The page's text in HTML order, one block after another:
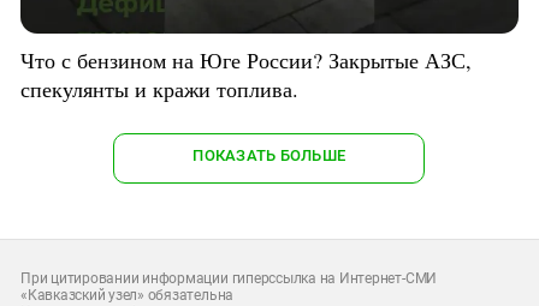
Что с бензином на Юге России? Закрытые АЗС,
спекулянты и кражи топлива.
ПОКАЗАТЬ БОЛЬШЕ
При цитировании информации гиперссылка на Интернет-СМИ
«Кавказский узел» обязательна